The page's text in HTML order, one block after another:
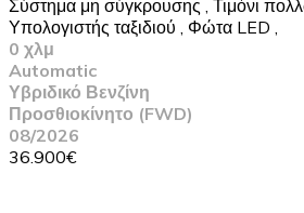
Σύστημα μη σύγκρουσης , Τιμόνι
Υπολογιστής ταξιδιού , Φώτα LED ,
0 χλμ
Automatic
Υβριδικό Βενζίνη
Προσθιοκίνητο (FWD)
08/2026
36.900€